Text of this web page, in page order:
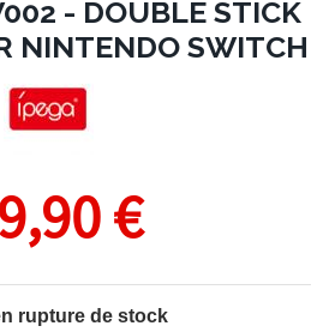
- DOUBLE STICK
NINTENDO SWITCH
€
rupture de stock